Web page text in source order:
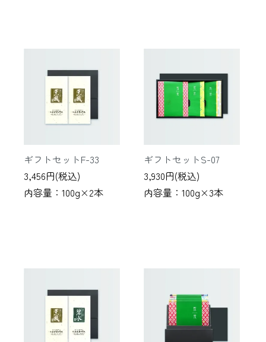
ギフトセットF-33
3,456円(税込)
内容量：100g×2本
ギフトセットS-07
3,930円(税込)
内容量：100g×3本